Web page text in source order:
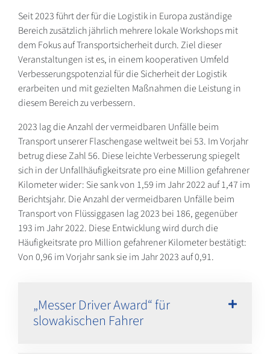
Seit 2023 führt der für die Logistik in Europa zuständige
Bereich zusätzlich jährlich mehrere lokale Workshops mit
dem Fokus auf Transportsicherheit durch. Ziel dieser
Veranstaltungen ist es, in einem kooperativen Umfeld
Verbesserungspotenzial für die Sicherheit der Logistik
erarbeiten und mit gezielten Maßnahmen die Leistung in
diesem Bereich zu verbessern.
2023 lag die Anzahl der vermeidbaren Unfälle beim
Transport unserer Flaschengase weltweit bei 53. Im Vorjahr
betrug diese Zahl 56. Diese leichte Verbesserung spiegelt
sich in der Unfallhäufigkeitsrate pro eine Million gefahrener
Kilometer wider: Sie sank von 1,59 im Jahr 2022 auf 1,47 im
Berichtsjahr. Die Anzahl der vermeidbaren Unfälle beim
Transport von Flüssiggasen lag 2023 bei 186, gegenüber
193 im Jahr 2022. Diese Entwicklung wird durch die
Häufigkeitsrate pro Million gefahrener Kilometer bestätigt:
Von 0,96 im Vorjahr sank sie im Jahr 2023 auf 0,91.
„Messer Driver Award“ für
slowakischen Fahrer